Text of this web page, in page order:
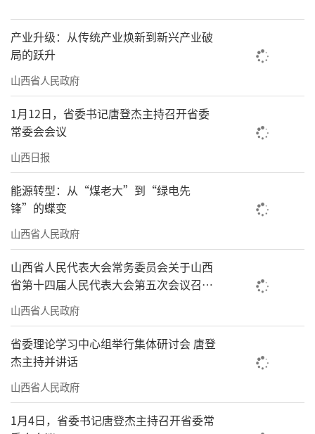
产业升级：从传统产业焕新到新兴产业破
局的跃升
山西省人民政府
1月12日，省委书记唐登杰主持召开省委
常委会会议
山西日报
能源转型：从“煤老大”到“绿电先
锋”的蝶变
山西省人民政府
山西省人民代表大会常务委员会关于山西
省第十四届人民代表大会第五次会议召开
时间的决定
山西省人民政府
省委理论学习中心组举行集体研讨会 唐登
杰主持并讲话
山西省人民政府
1月4日，省委书记唐登杰主持召开省委常